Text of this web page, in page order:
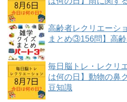
高齢者レクリエーシ
まとめ③156問】高
毎日脳トレ・レクリ
は何の日】動物の鼻
豆知識